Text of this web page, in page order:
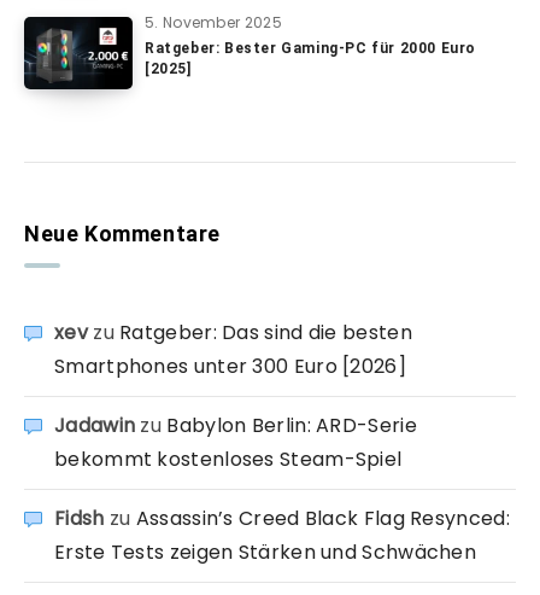
5. November 2025
Ratgeber: Bester Gaming-PC für 2000 Euro
[2025]
Neue Kommentare
xevzu Ratgeber: Das sind die besten
Smartphones unter 300 Euro [2026]
Jadawin zu Babylon Berlin: ARD-Serie
bekommt kostenloses Steam-Spiel
Fidsh zu Assassin’s Creed Black Flag Resynced:
Erste Tests zeigen Stärken und Schwächen